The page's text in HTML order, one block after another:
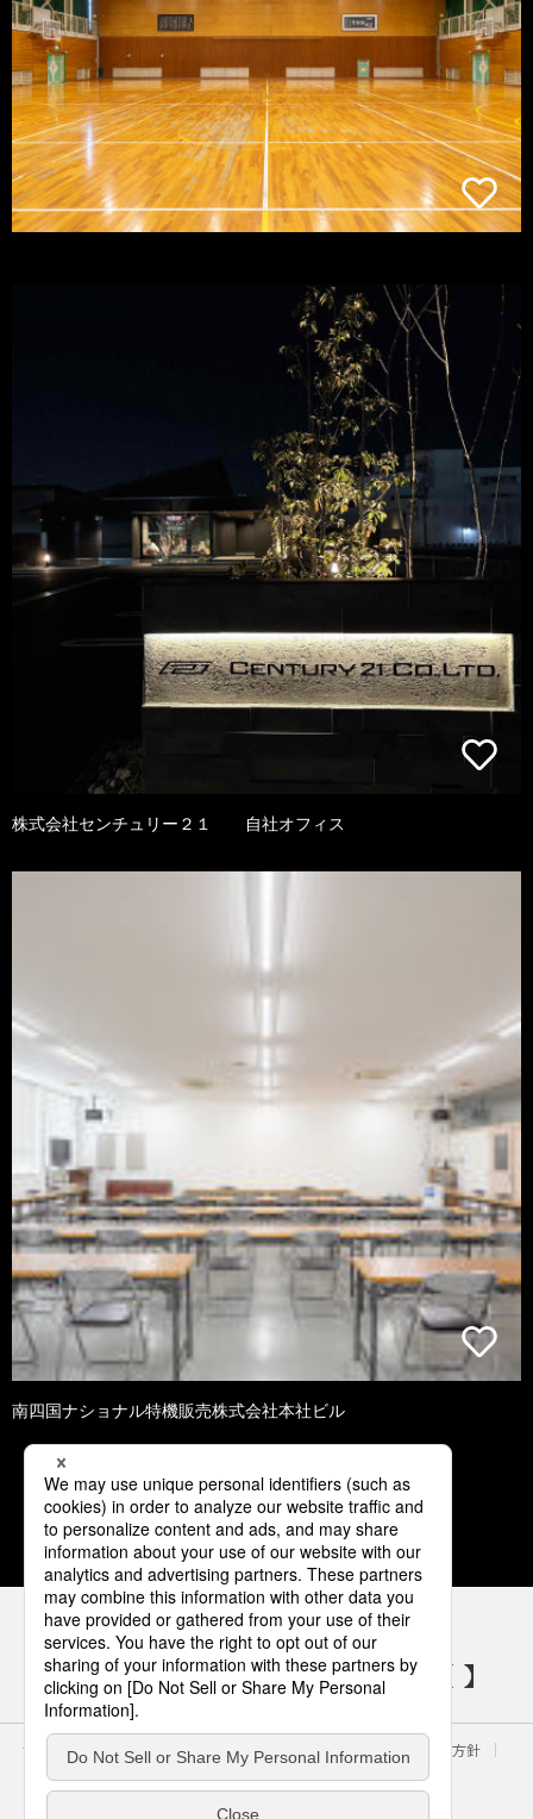
株式会社センチュリー２１ 自社オフィス
南四国ナショナル特機販売株式会社本社ビル
1 2 3 4 5
パナソニックの電気設備 SNSアカウント
サイトのご利用にあたって クッキーポリシー
個人情報保護方針
パナソニック ホールディングス
Area/Country